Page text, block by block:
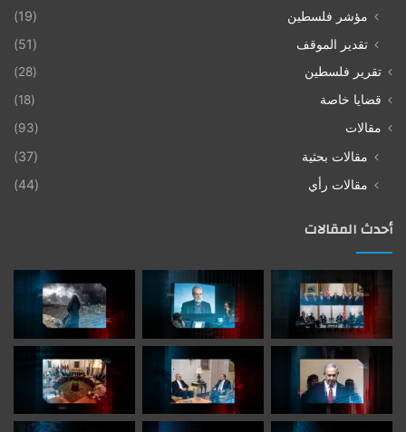
مؤشر فلسطين
(19)
تقدير الموقف
(51)
تقرير فلسطين
(28)
قضايا خاصة
(18)
مقالات
(93)
مقالات بحثية
(37)
مقالات رأي
(44)
أحدث المقالات